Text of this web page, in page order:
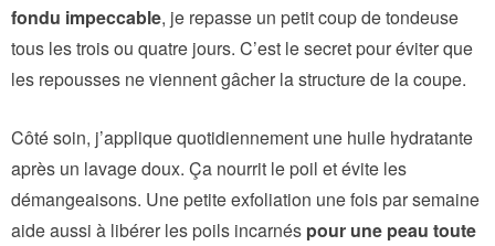
fondu impeccable, je repasse un petit coup de tondeuse
tous les trois ou quatre jours. C’est le secret pour éviter que
les repousses ne viennent gâcher la structure de la coupe.
Côté soin, j’applique quotidiennement une huile hydratante
après un lavage doux. Ça nourrit le poil et évite les
démangeaisons. Une petite exfoliation une fois par semaine
aide aussi à libérer les poils incarnés pour une peau toute